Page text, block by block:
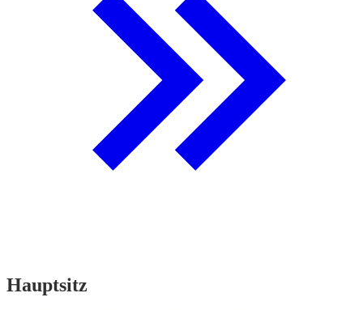
Hauptsitz